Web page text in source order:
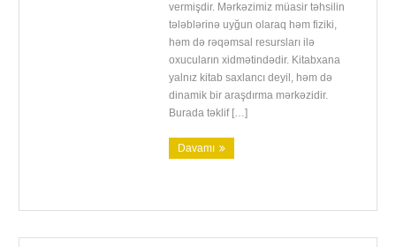
vermişdir. Mərkəzimiz müasir təhsilin
tələblərinə uyğun olaraq həm fiziki,
həm də rəqəmsal resursları ilə
oxucuların xidmətindədir. Kitabxana
yalnız kitab saxlancı deyil, həm də
dinamik bir araşdırma mərkəzidir.
Burada təklif […]
Davamı